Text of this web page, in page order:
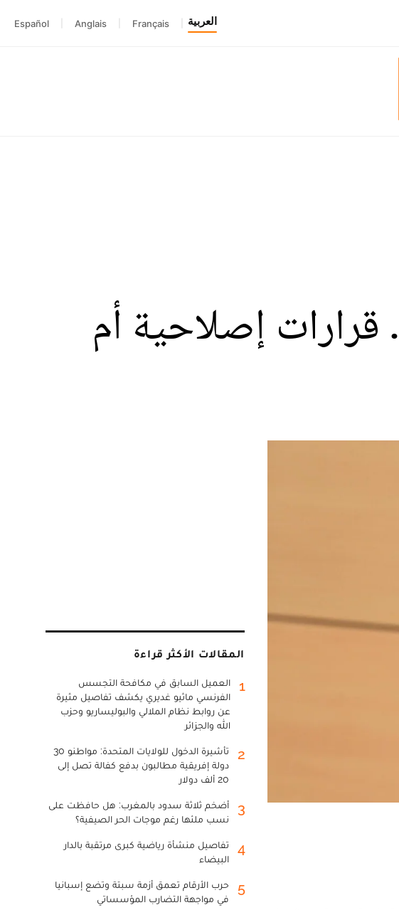
العربية Français
Anglais
Español
قرارات إصلاحية أم
المقالات الأكثر قراءة
1
العميل السابق في مكافحة التجسس
الفرنسي ماثيو غديري يكشف تفاصيل مثيرة
عن روابط نظام الملالي والبوليساريو وحزب
الله والجزائر
2
تأشيرة الدخول للولايات المتحدة: مواطنو 30
دولة إفريقية مطالبون بدفع كفالة تصل إلى
20 ألف دولار
3
أضخم ثلاثة سدود بالمغرب: هل حافظت على
نسب ملئها رغم موجات الحر الصيفية؟
4
تفاصيل منشأة رياضية كبرى مرتقبة بالدار
البيضاء
5
حرب الأرقام تعمق أزمة سبتة وتضع إسبانيا
في مواجهة التضارب المؤسساتي